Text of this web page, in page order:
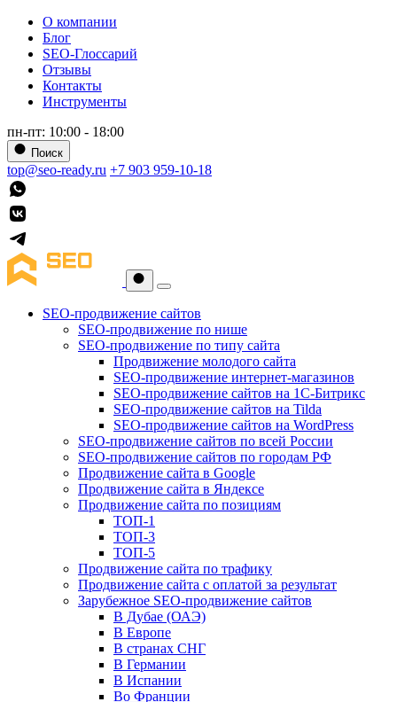
О компании
Блог
SEO-Глоссарий
Отзывы
Контакты
Инструменты
пн-пт: 10:00 - 18:00
Поиск
top@seo-ready.ru +7 903 959-10-18
SEO-продвижение сайтов
SEO-продвижение по нише
SEO-продвижение по типу сайта
Продвижение молодого сайта
SEO-продвижение интернет-магазинов
SEO-продвижение сайтов на 1С-Битрикс
SEO-продвижение сайтов на Tilda
SEO-продвижение сайтов на WordPress
SEO-продвижение сайтов по всей России
SEO-продвижение сайтов по городам РФ
Продвижение сайта в Google
Продвижение сайта в Яндексе
Продвижение сайта по позициям
ТОП-1
ТОП-3
ТОП-5
Продвижение сайта по трафику
Продвижение сайта с оплатой за результат
Зарубежное SEO-продвижение сайтов
В Дубае (ОАЭ)
В Европе
В странах СНГ
В Германии
В Испании
Во Франции